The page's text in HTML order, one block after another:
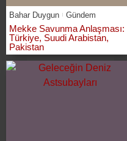
Bahar Duygun Gündem
Mekke Savunma Anlaşması:
Türkiye, Suudi Arabistan,
Pakistan